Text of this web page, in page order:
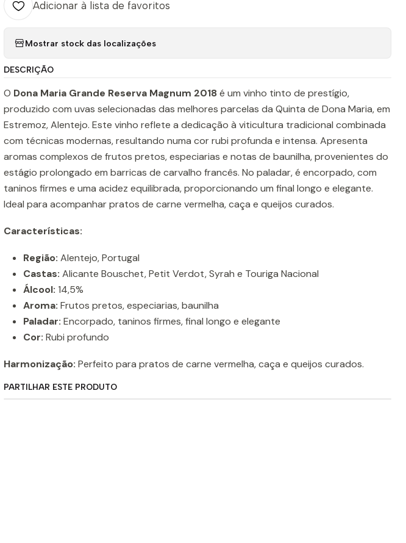
Adicionar à lista de favoritos
Mostrar stock das localizações
DESCRIÇÃO
O Dona Maria Grande Reserva Magnum 2018é um vinho tinto de prestígio,
produzido com uvas selecionadas das melhores parcelas da Quinta de Dona Maria, em
Estremoz, Alentejo. Este vinho reflete a dedicação à viticultura tradicional combinada
com técnicas modernas, resultando numa cor rubi profunda e intensa. Apresenta
aromas complexos de frutos pretos, especiarias e notas de baunilha, provenientes do
estágio prolongado em barricas de carvalho francês. No paladar, é encorpado, com
taninos firmes e uma acidez equilibrada, proporcionando um final longo e elegante.
Ideal para acompanhar pratos de carne vermelha, caça e queijos curados.
Características:
Região: Alentejo, Portugal
Castas: Alicante Bouschet, Petit Verdot, Syrah e Touriga Nacional
Álcool: 14,5%
Aroma: Frutos pretos, especiarias, baunilha
Paladar: Encorpado, taninos firmes, final longo e elegante
Cor: Rubi profundo
Harmonização: Perfeito para pratos de carne vermelha, caça e queijos curados.
PARTILHAR ESTE PRODUTO